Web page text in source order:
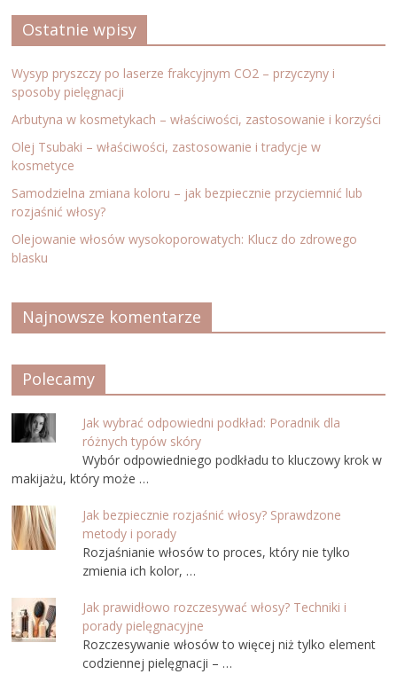
Ostatnie wpisy
Wysyp pryszczy po laserze frakcyjnym CO2 – przyczyny i
sposoby pielęgnacji
Arbutyna w kosmetykach – właściwości, zastosowanie i korzyści
Olej Tsubaki – właściwości, zastosowanie i tradycje w
kosmetyce
Samodzielna zmiana koloru – jak bezpiecznie przyciemnić lub
rozjaśnić włosy?
Olejowanie włosów wysokoporowatych: Klucz do zdrowego
blasku
Najnowsze komentarze
Polecamy
Jak wybrać odpowiedni podkład: Poradnik dla
różnych typów skóry
Wybór odpowiedniego podkładu to kluczowy krok w
makijażu, który może …
Jak bezpiecznie rozjaśnić włosy? Sprawdzone
metody i porady
Rozjaśnianie włosów to proces, który nie tylko
zmienia ich kolor, …
Jak prawidłowo rozczesywać włosy? Techniki i
porady pielęgnacyjne
Rozczesywanie włosów to więcej niż tylko element
codziennej pielęgnacji – …